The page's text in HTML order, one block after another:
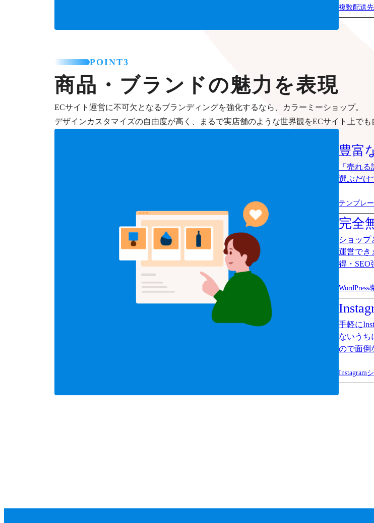
複数配送
POINT3
商品・ブランドの魅力を表現
ECサイト運営に不可欠となるブランディングを強化するなら、カラーミーショップ。
デザインカスタマイズの自由度が高く、まるで実店舗のような世界観をECサイト上でも
豊富
「売れ
選ぶだけ
テンプレー
完全
ショップ
運営でき
得・SEO
WordPress
手軽に
ないうち
ので面倒
Instagram